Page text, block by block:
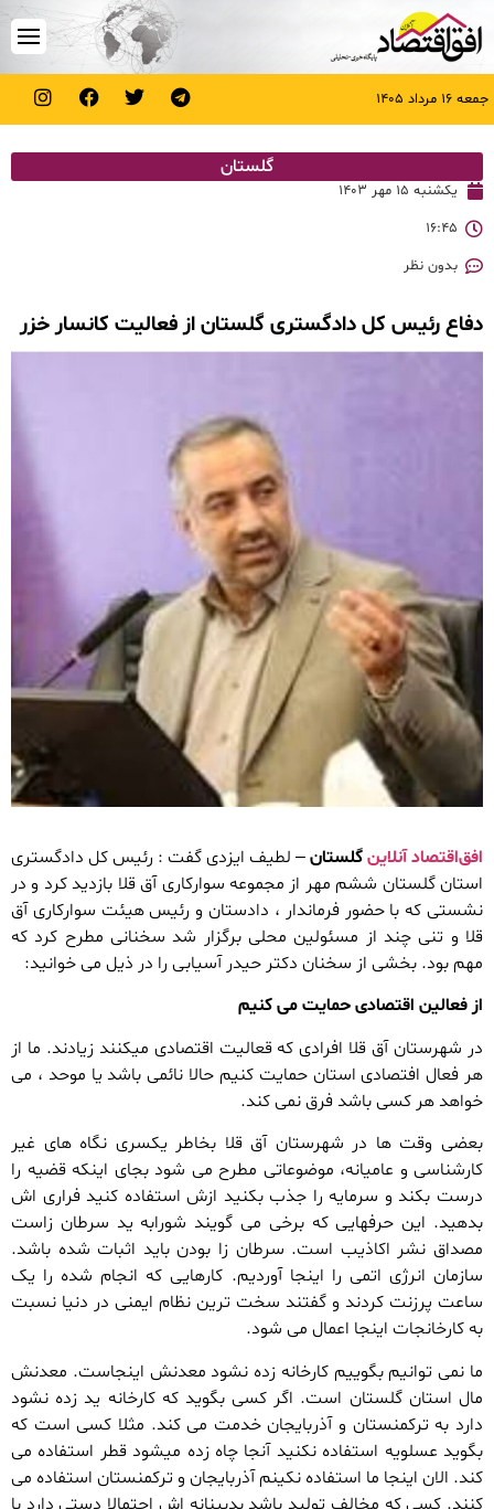
جمعه ۱۶ مرداد ۱۴۰۵
گلستان
یکشنبه ۱۵ مهر ۱۴۰۳
۱۶:۴۵
بدون نظر
دفاع رئیس کل دادگستری گلستان از فعالیت کانسار خزر
افق‌اقتصاد آنلاینگلستان– لطیف ایزدی گفت : رئیس کل دادگستری
استان گلستان ششم مهر از مجموعه سوارکاری آق قلا بازدید کرد و در
نشستی که با حضور فرماندار ، دادستان و رئیس هیئت سوارکاری آق
قلا و تنی چند از مسئولین محلی برگزار شد سخنانی مطرح کرد که
مهم بود. بخشی از سخنان دکتر حیدر آسیابی را در ذیل می خوانید:
از فعالین اقتصادی حمایت می کنیم
در شهرستان آق قلا افرادی که قعالیت اقتصادی میکنند زیادند. ما از
هر فعال افتصادی استان حمایت کنیم حالا نائمی باشد یا موحد ، می
خواهد هر کسی باشد فرق نمی کند.
بعضی وقت ها در شهرستان آق قلا بخاطر یکسری نگاه های غیر
کارشناسی و عامیانه، موضوعاتی مطرح می شود بجای اینکه قضیه را
درست بکند و سرمایه را جذب بکنید ازش استفاده کنید فراری اش
بدهید. این حرفهایی که برخی می گویند شورابه ید سرطان زاست
مصداق نشر اکاذیب است. سرطان زا بودن باید اثبات شده باشد.
سازمان انرژی اتمی را اینجا آوردیم. کارهایی که انجام شده را یک
ساعت پرزنت کردند و گفتند سخت ترین نظام ایمنی در دنیا نسبت
به کارخانجات اینجا اعمال می شود.
ما نمی توانیم بگوییم کارخانه زده نشود معدنش اینجاست. معدنش
مال استان گلستان است. اگر کسی بگوید که کارخانه ید زده نشود
دارد به ترکمنستان و آذربایجان خدمت می کند. مثلا کسی است که
بگوید عسلویه استفاده نکنید آنجا چاه زده میشود قطر استفاده می
کند. الان اینجا ما استفاده نکینم آذربایجان و ترکمنستان استفاده می